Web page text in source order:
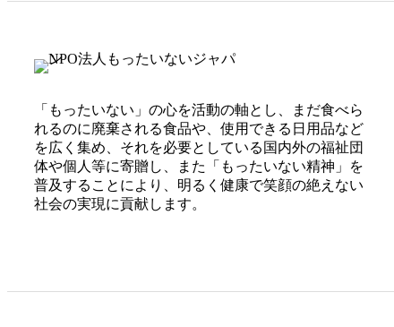
「もったいない」の心を活動の軸とし、まだ食べら
れるのに廃棄される食品や、使用できる日用品など
を広く集め、それを必要としている国内外の福祉団
体や個人等に寄贈し、また「もったいない精神」を
普及することにより、明るく健康で笑顔の絶えない
社会の実現に貢献します。